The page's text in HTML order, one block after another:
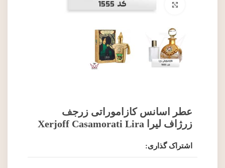
برای بزرگنمایی کلیک کنید
عطر اسانس کازاموراتی زرجف
زرژاف لیرا Xerjoff Casamorati Lira
اشتراک گذاری: